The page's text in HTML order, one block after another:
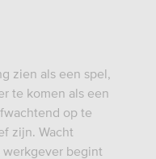
zien als een spel,
te komen als een
op te
zijn. Wacht
begint